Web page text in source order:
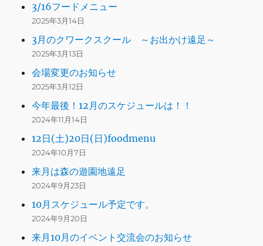
3/16フードメニュー
2025年3月14日
3月のクワークスクール ～お出かけ遠足～
2025年3月13日
会場変更のお知らせ
2025年3月12日
今年最後！12月のスケジュールは！！
2024年11月14日
12日(土)20日(日)foodmenu
2024年10月7日
来月は森の遊園地遠足
2024年9月23日
10月スケジュール予定です。
2024年9月20日
来月10月のイベント交流会のお知らせ